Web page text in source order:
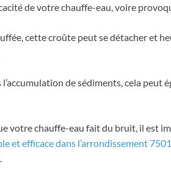
de votre chauffe-eau, voire
cette croûte peut se détacher et
l’accumulation de sédiments, cela
votre chauffe-eau fait du bruit, il est
et efficace dans l’arrondissement